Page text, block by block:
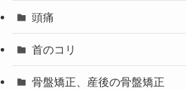
頭痛
首のコリ
骨盤矯正、産後の骨盤矯正